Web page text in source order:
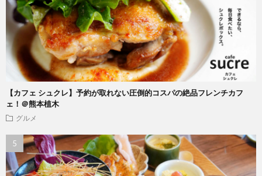
【カフェ シュクレ】予約が取れない圧倒的コスパの絶品フレンチカフ
ェ！＠熊本植木
グルメ